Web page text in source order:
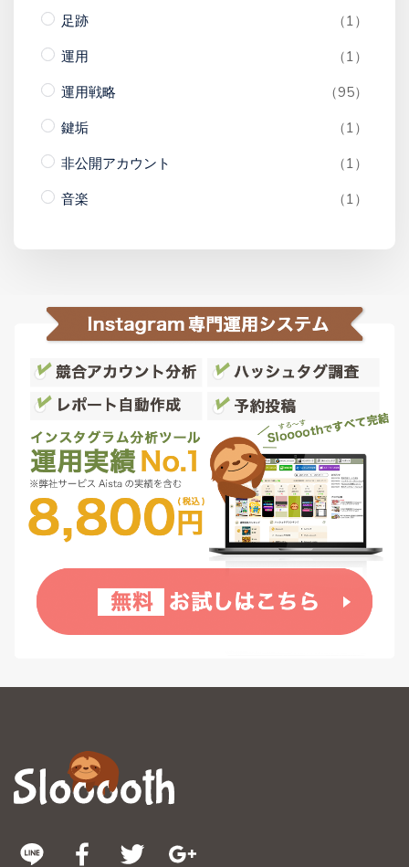
足跡
（1）
運用
（1）
運用戦略
（95）
鍵垢
（1）
非公開アカウント
（1）
音楽
（1）